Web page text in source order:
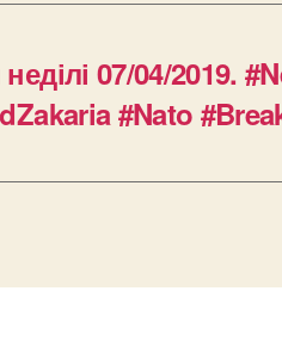
07/04/2019.
#Nato